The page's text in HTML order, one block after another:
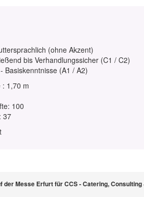
(ohne Akzent)
bis Verhandlungssicher (C1 / C2)
Basiskenntnisse (A1 / A2)
: 1,70 m
100
37
der Messe Erfurt für CCS - Catering,